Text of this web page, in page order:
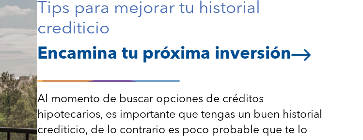
Tips para mejorar tu historial
crediticio
Encamina tu próxima inversión
Al momento de buscar opciones de créditos
hipotecarios, es importante que tengas un buen historial
crediticio, de lo contrario es poco probable que te lo